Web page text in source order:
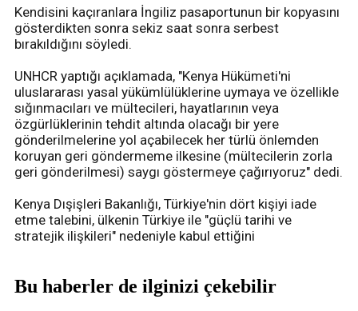
Kendisini kaçıranlara İngiliz pasaportunun bir kopyasını
gösterdikten sonra sekiz saat sonra serbest
bırakıldığını söyledi.
UNHCR yaptığı açıklamada, "Kenya Hükümeti'ni
uluslararası yasal yükümlülüklerine uymaya ve özellikle
sığınmacıları ve mültecileri, hayatlarının veya
özgürlüklerinin tehdit altında olacağı bir yere
gönderilmelerine yol açabilecek her türlü önlemden
koruyan geri göndermeme ilkesine (mültecilerin zorla
geri gönderilmesi) saygı göstermeye çağırıyoruz" dedi.
Kenya Dışişleri Bakanlığı, Türkiye'nin dört kişiyi iade
etme talebini, ülkenin Türkiye ile "güçlü tarihi ve
stratejik ilişkileri" nedeniyle kabul ettiğini
Bu haberler de ilginizi çekebilir